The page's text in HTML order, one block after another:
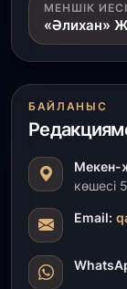
Ақмола
ұстаздар
айтты
ҚР
ұсынды
31 шілде, 2026
«Ауыл
4 223 жоба
31 шілде, 2026
МЕНШІК ИЕСІ
«Әлихан»
БАЙЛАНЫС
Мекен-
көшесі
Email: